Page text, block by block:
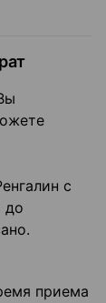
с
до
приема